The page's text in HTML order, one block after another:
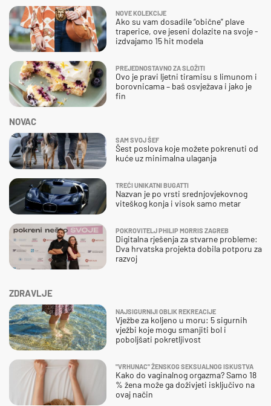
ZDRAVLJE
NAJSIGURNIJI OBLIK REKREACIJE
Vježbe za koljeno u moru: 5 sigurnih
vježbi koje mogu smanjiti bol i
poboljšati pokretljivost
"VRHUNAC" ŽENSKOG SEKSUALNOG ISKUSTVA
Kako do vaginalnog orgazma? Samo 18
% žena može ga doživjeti isključivo na
ovaj način
NOVAC
SAM SVOJ ŠEF
Šest poslova koje možete pokrenuti od
kuće uz minimalna ulaganja
TREĆI UNIKATNI BUGATTI
Nazvan je po vrsti srednjovjekovnog
viteškog konja i visok samo metar
POKROVITELJ PHILIP MORRIS ZAGREB
Digitalna rješenja za stvarne probleme:
Dva hrvatska projekta dobila potporu za
razvoj
NOVE KOLEKCIJE
Ako su vam dosadile “obične” plave
traperice, ove jeseni dolazite na svoje -
izdvajamo 15 hit modela
PREJEDNOSTAVNO ZA SLOŽITI
Ovo je pravi ljetni tiramisu s limunom i
borovnicama – baš osvježava i jako je
fin